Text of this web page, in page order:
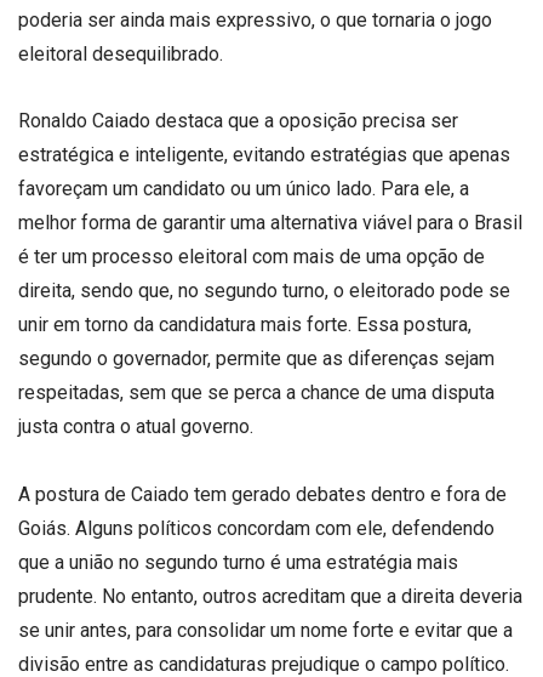
poderia ser ainda mais expressivo, o que tornaria o jogo
eleitoral desequilibrado.
Ronaldo Caiado destaca que a oposição precisa ser
estratégica e inteligente, evitando estratégias que apenas
favoreçam um candidato ou um único lado. Para ele, a
melhor forma de garantir uma alternativa viável para o Brasil
é ter um processo eleitoral com mais de uma opção de
direita, sendo que, no segundo turno, o eleitorado pode se
unir em torno da candidatura mais forte. Essa postura,
segundo o governador, permite que as diferenças sejam
respeitadas, sem que se perca a chance de uma disputa
justa contra o atual governo.
A postura de Caiado tem gerado debates dentro e fora de
Goiás. Alguns políticos concordam com ele, defendendo
que a união no segundo turno é uma estratégia mais
prudente. No entanto, outros acreditam que a direita deveria
se unir antes, para consolidar um nome forte e evitar que a
divisão entre as candidaturas prejudique o campo político.